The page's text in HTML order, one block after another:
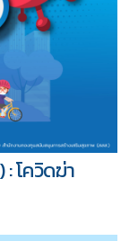
: โควิดฆ่า